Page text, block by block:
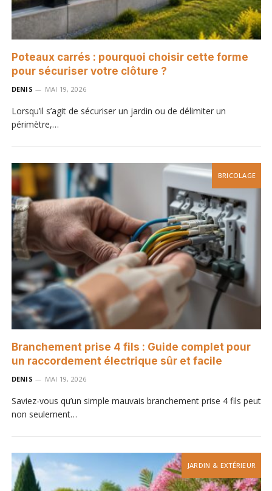
Poteaux carrés : pourquoi choisir cette forme
pour sécuriser votre clôture ?
DENIS MAI 19, 2026
Lorsqu’il s’agit de sécuriser un jardin ou de délimiter un
périmètre,…
BRICOLAGE
Branchement prise 4 fils : Guide complet pour
un raccordement électrique sûr et facile
DENIS MAI 19, 2026
Saviez-vous qu’un simple mauvais branchement prise 4 fils peut
non seulement…
JARDIN & EXTÉRIEUR